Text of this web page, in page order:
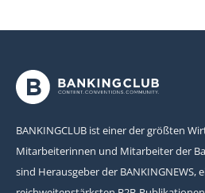
BANKINGCLUB ist einer der größten
Mitarbeiterinnen und Mitarbeiter der
sind Herausgeber der BANKINGNEWS,